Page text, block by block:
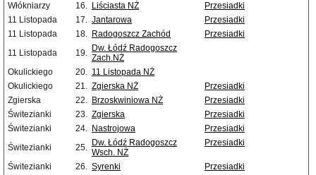
Włókniarzy
16. Liściasta NŻ
Przesiadki
11 Listopada
17. Jantarowa
Przesiadki
11 Listopada
18. Radogoszcz Zachód
Przesiadki
11 Listopada
19. Dw. Łódź Radogoszcz
Zach.NŻ
Okulickiego
20. 11 Listopada NŻ
Okulickiego
21. Zgierska NŻ
Przesiadki
Zgierska
22. Brzoskwiniowa NŻ
Przesiadki
Świtezianki
23. Zgierska
Przesiadki
Świtezianki
24. Nastrojowa
Przesiadki
Świtezianki
25. Dw. Łódź Radogoszcz
Wsch. NŻ
Przesiadki
Świtezianki 26. Syrenki
Przesiadki